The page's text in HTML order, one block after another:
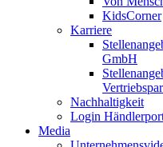
KidsCorner
Karriere
GmbH
Nachhaltigkeit
Login
Media